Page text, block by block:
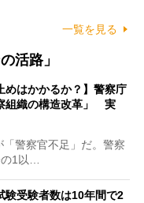
一覧を見る
活路」
めはかかるか？】警察庁
組織の構造改革」 実
警察官不足」だ。警察
1以…
験受験者数は10年間で2